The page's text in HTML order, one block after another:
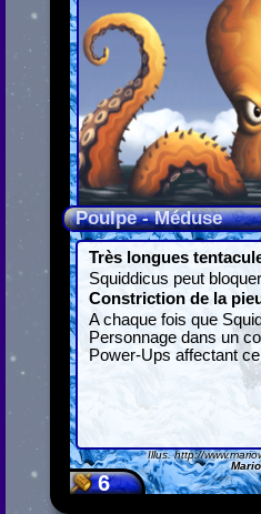
Poulpe - Méduse
Très longues
Squiddicus peut
Constriction de la
A chaque fois que
Personnage dans un
Power-Ups affectant
6
Illus.http://